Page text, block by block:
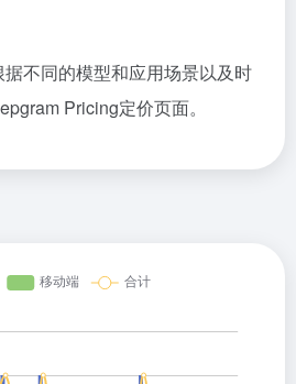
不同的模型和应用场景以及时
Pricing定价页面。